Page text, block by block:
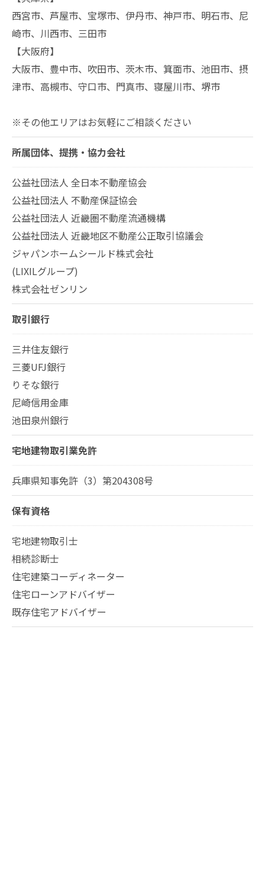
西宮市、芦屋市、宝塚市、伊丹市、神戸市、明石市、尼
崎市、川西市、三田市
【大阪府】
大阪市、豊中市、吹田市、茨木市、箕面市、池田市、摂
津市、高槻市、守口市、門真市、寝屋川市、堺市
※その他エリアはお気軽にご相談ください
所属団体、提携・協力会社
公益社団法人 全日本不動産協会
公益社団法人 不動産保証協会
公益社団法人 近畿圏不動産流通機構
公益社団法人 近畿地区不動産公正取引協議会
ジャパンホームシールド株式会社
(LIXILグループ)
株式会社ゼンリン
取引銀行
三井住友銀行
三菱UFJ銀行
りそな銀行
尼崎信用金庫
池田泉州銀行
宅地建物取引業免許
兵庫県知事免許（3）第204308号
保有資格
宅地建物取引士
相続診断士
住宅建築コーディネーター
住宅ローンアドバイザー
既存住宅アドバイザー